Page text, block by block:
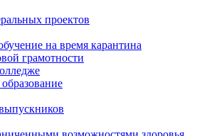
проектов
на время карантина
грамотности